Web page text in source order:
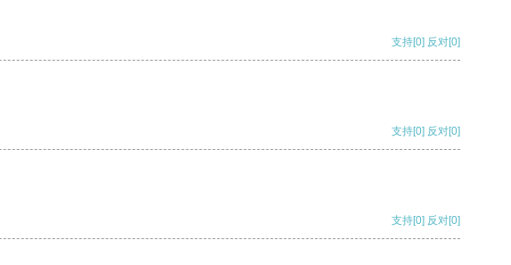
支持[0] 反对[0]
支持[0] 反对[0]
支持[0] 反对[0]